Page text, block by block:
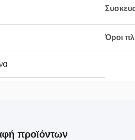
Όροι
προϊόντων